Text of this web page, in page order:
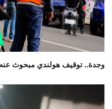
وجدة.. توقيف هولندي مبحوث عنه